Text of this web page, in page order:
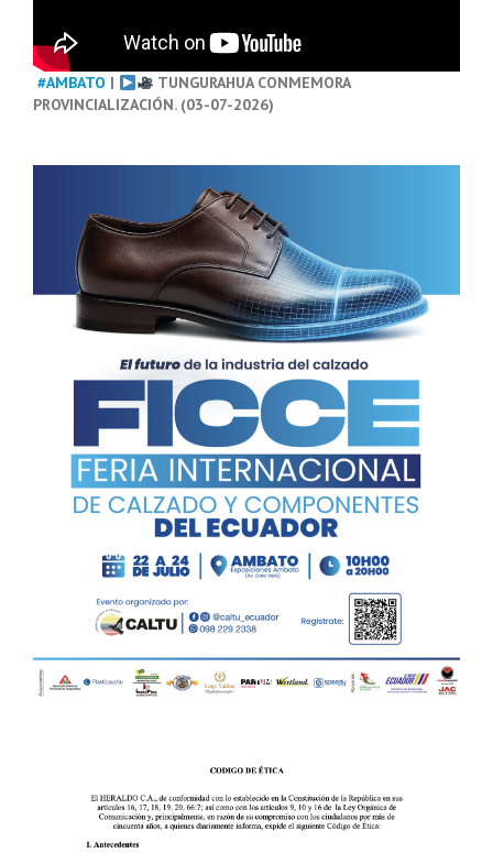
#AMBATO |
TUNGURAHUA CONMEMORA
PROVINCIALIZACIÓN. (03-07-2026)